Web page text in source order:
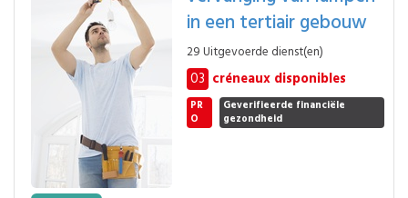
in een tertiair gebouw
29 Uitgevoerde dienst(en)
03 créneaux disponibles
PR
O
Geverifieerde financiële
gezondheid